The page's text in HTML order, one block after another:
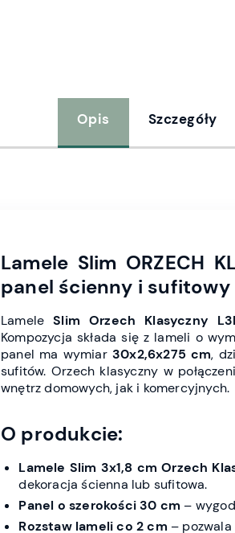
Opis Szczegóły
Lamele Slim ORZECH
panel ścienny i sufitowy
LameleSlim Orzech Klasyczny
Kompozycja składa się z lameli o
panel ma wymiar 30x2,6x275 cm,
sufitów. Orzech klasyczny w
wnętrz domowych, jak i komercyjnych.
O produkcie:
Lamele Slim 3x1,8 cm Orzech
dekoracja ścienna lub sufitowa.
Panel o szerokości 30 cm –
Rozstaw lameli co 2 cm –